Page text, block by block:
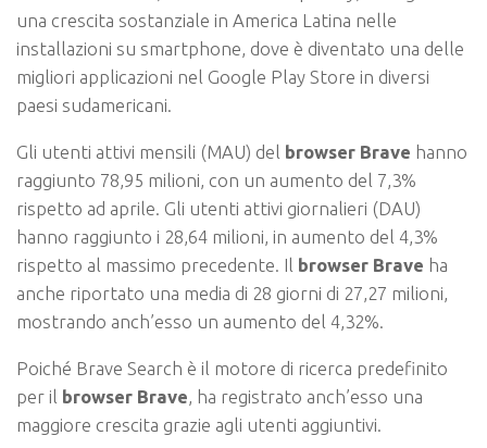
una crescita sostanziale in America Latina nelle
installazioni su smartphone, dove è diventato una delle
migliori applicazioni nel Google Play Store in diversi
paesi sudamericani.
Gli utenti attivi mensili (MAU) del browser Brave hanno
raggiunto 78,95 milioni, con un aumento del 7,3%
rispetto ad aprile. Gli utenti attivi giornalieri (DAU)
hanno raggiunto i 28,64 milioni, in aumento del 4,3%
rispetto al massimo precedente. Il browser Brave ha
anche riportato una media di 28 giorni di 27,27 milioni,
mostrando anch’esso un aumento del 4,32%.
Poiché Brave Search è il motore di ricerca predefinito
per il browser Brave, ha registrato anch’esso una
maggiore crescita grazie agli utenti aggiuntivi.